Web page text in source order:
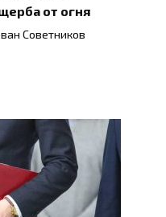
от огня
Советников